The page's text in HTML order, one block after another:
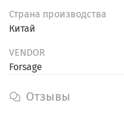
Страна производства
Китай
VENDOR
Forsage
Отзывы